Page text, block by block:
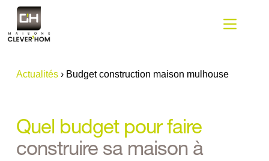
Passer
contenu
Actualités› Budget construction maison mulhouse
Quel budget pour faire
construire sa maison à